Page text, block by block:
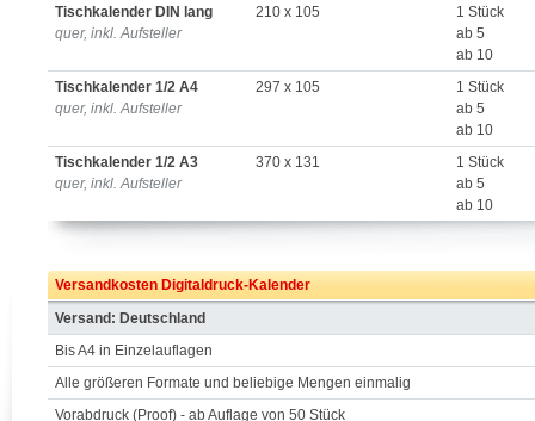
Tischkalender DIN lang
quer, inkl. Aufsteller
210 x 105
1 Stück
ab 5
ab 10
Tischkalender 1/2 A4
quer, inkl. Aufsteller
297 x 105
1 Stück
ab 5
ab 10
Tischkalender 1/2 A3
quer, inkl. Aufsteller
370 x 131
1 Stück
ab 5
ab 10
Versandkosten Digitaldruck-Kalender
Versand: Deutschland
Bis A4 in Einzelauflagen
Alle größeren Formate und beliebige Mengen einmalig
Vorabdruck (Proof) - ab Auflage von 50 Stück